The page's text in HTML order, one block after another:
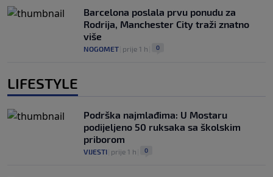
Barcelona poslala prvu ponudu za
Rodrija, Manchester City traži znatno
više
NOGOMET prije 1 h 0
LIFESTYLE
Podrška najmlađima: U Mostaru
podijeljeno 50 ruksaka sa školskim
priborom
VIJESTI prije 1 h 0